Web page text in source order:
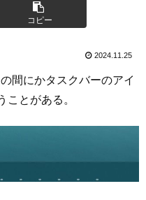
コピー
2024.11.25
間にかタスクバーのアイ
ことがある。